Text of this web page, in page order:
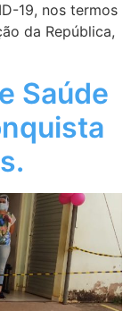
19, nos termos
da República,
Saúde